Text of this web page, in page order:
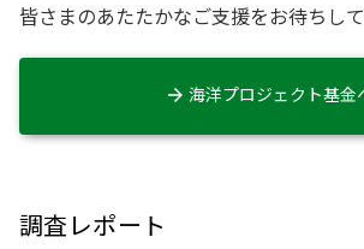
皆さまのあたたかなご支援をお待ちして
海洋プロジェクト基金
調査レポート